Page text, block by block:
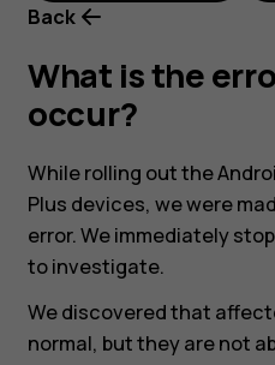
did
it
occur?
Back
What is the
occur?
While rolling out the
Plus devices, we were
error. We immediately
to investigate.
We discovered that
normal, but they are not